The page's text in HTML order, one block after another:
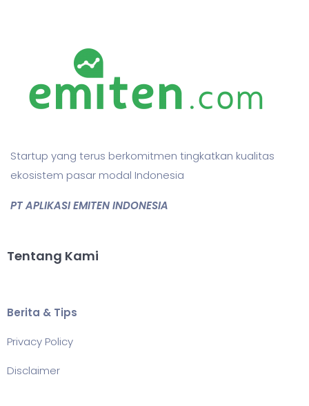
Startup yang terus berkomitmen tingkatkan kualitas
ekosistem pasar modal Indonesia
PT APLIKASI EMITEN INDONESIA
Tentang Kami
Berita & Tips
Privacy Policy
Disclaimer